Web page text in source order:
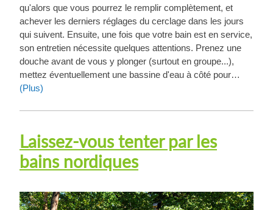
qu'alors que vous pourrez le remplir complètement, et
achever les derniers réglages du cerclage dans les jours
qui suivent. Ensuite, une fois que votre bain est en service,
son entretien nécessite quelques attentions. Prenez une
douche avant de vous y plonger (surtout en groupe...),
mettez éventuellement une bassine d'eau à côté pour…
(Plus)
Laissez-vous tenter par les
bains nordiques